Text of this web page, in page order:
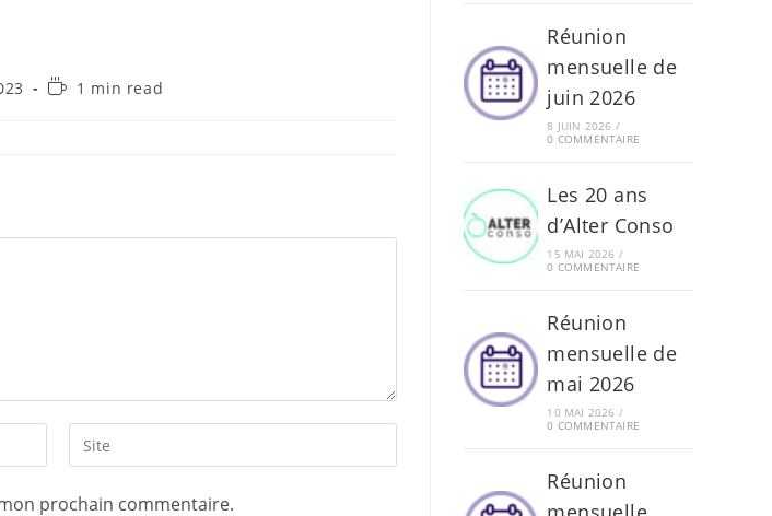
Temps1 min read
Saisir
l’URL
prochain commentaire.
Réunion
mensuelle de
juin 2026
8 JUIN 2026 /
0 COMMENTAIRE
Les 20 ans
d’Alter Conso
15 MAI 2026 /
0 COMMENTAIRE
Réunion
mensuelle de
mai 2026
10 MAI 2026 /
0 COMMENTAIRE
Réunion